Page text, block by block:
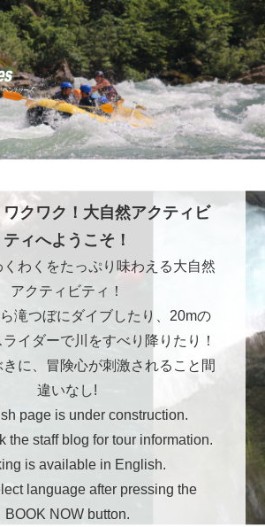
ワクワク！大自然アクティビ
ティへようこそ！
くわくをたっぷり味わえる大自然
アクティビティ！
滝つぼにダイブしたり、20mの
イダーで川をすべり降りたり！
に、冒険心が刺激されること間
違いなし!
page is under construction.
the staff blog for tour information.
is available in English.
language after pressing the
BOOK NOW button.